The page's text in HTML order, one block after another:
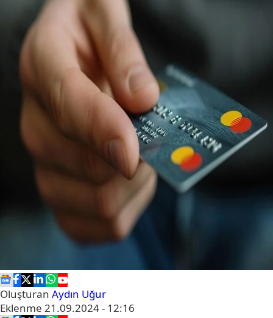
Oluşturan Aydın Uğur
Eklenme 21.09.2024 - 12:16